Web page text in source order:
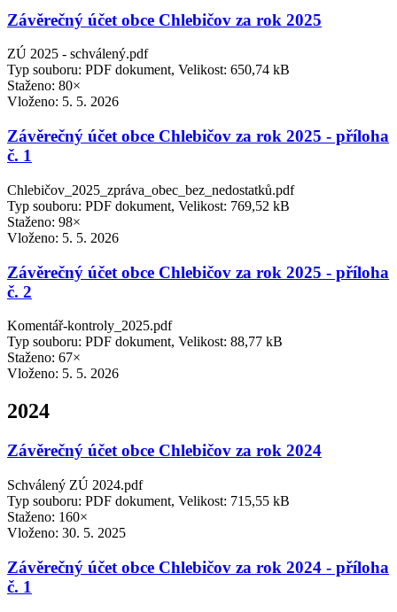
Závěrečný účet obce Chlebičov za rok 2025
ZÚ 2025 - schválený.pdf
Typ souboru: PDF dokument, Velikost: 650,74 kB
Staženo: 80×
Vloženo: 5. 5. 2026
Závěrečný účet obce Chlebičov za rok 2025 - příloha
č. 1
Chlebičov_2025_zpráva_obec_bez_nedostatků.pdf
Typ souboru: PDF dokument, Velikost: 769,52 kB
Staženo: 98×
Vloženo: 5. 5. 2026
Závěrečný účet obce Chlebičov za rok 2025 - příloha
č. 2
Komentář-kontroly_2025.pdf
Typ souboru: PDF dokument, Velikost: 88,77 kB
Staženo: 67×
Vloženo: 5. 5. 2026
2024
Závěrečný účet obce Chlebičov za rok 2024
Schválený ZÚ 2024.pdf
Typ souboru: PDF dokument, Velikost: 715,55 kB
Staženo: 160×
Vloženo: 30. 5. 2025
Závěrečný účet obce Chlebičov za rok 2024 - příloha
č. 1